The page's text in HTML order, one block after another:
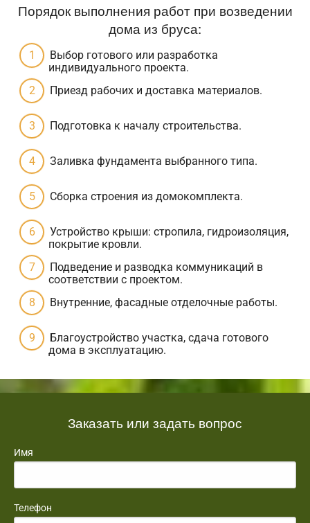
Порядок выполнения работ при возведении
дома из бруса:
Выбор готового или разработка
индивидуального проекта.
Приезд рабочих и доставка материалов.
Подготовка к началу строительства.
Заливка фундамента выбранного типа.
Сборка строения из домокомплекта.
Устройство крыши: стропила, гидроизоляция,
покрытие кровли.
Подведение и разводка коммуникаций в
соответствии с проектом.
Внутренние, фасадные отделочные работы.
Благоустройство участка, сдача готового
дома в эксплуатацию.
Заказать или задать вопрос
Имя
Телефон